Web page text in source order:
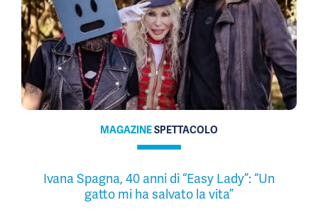
MAGAZINESPETTACOLO
Ivana Spagna, 40 anni di “Easy Lady”: “Un
gatto mi ha salvato la vita”